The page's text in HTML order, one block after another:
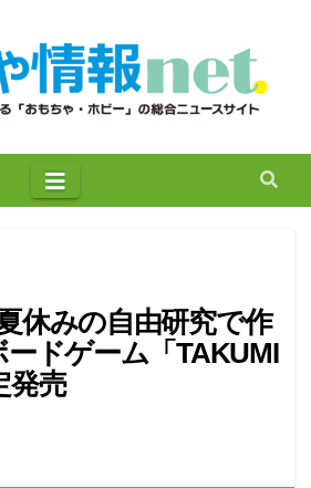
休みの自由研究で作
ードゲーム「TAKUMI
発売